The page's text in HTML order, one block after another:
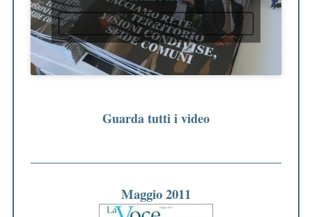
ACCETTO
Guarda tutti i video
Maggio 2011